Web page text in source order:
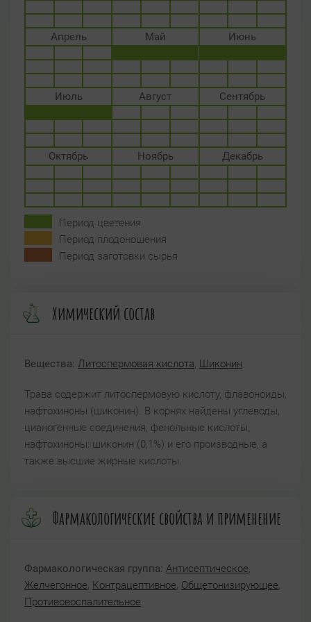
Апрель Май Июнь
Июль Август Сентябрь
Октябрь Ноябрь Декабрь
Период цветения
Период плодоношения
Период заготовки сырья
Химический состав
Вещества: Литоспермовая кислота, Шиконин
Трава содержит литоспермовую кислоту, флавоноиды,
нафтохиноны (шиконин). В корнях найдены углеводы,
цианогенные соединения, фенольные кислоты,
нафтохиноны: шиконин (0,1%) и его производные, а
также высшие жирные кислоты.
Фармакологические свойства и применение
Фармакологическая группа: Антисептическое,
Желчегонное, Контрацептивное, Общетонизирующее,
Противовоспалительное